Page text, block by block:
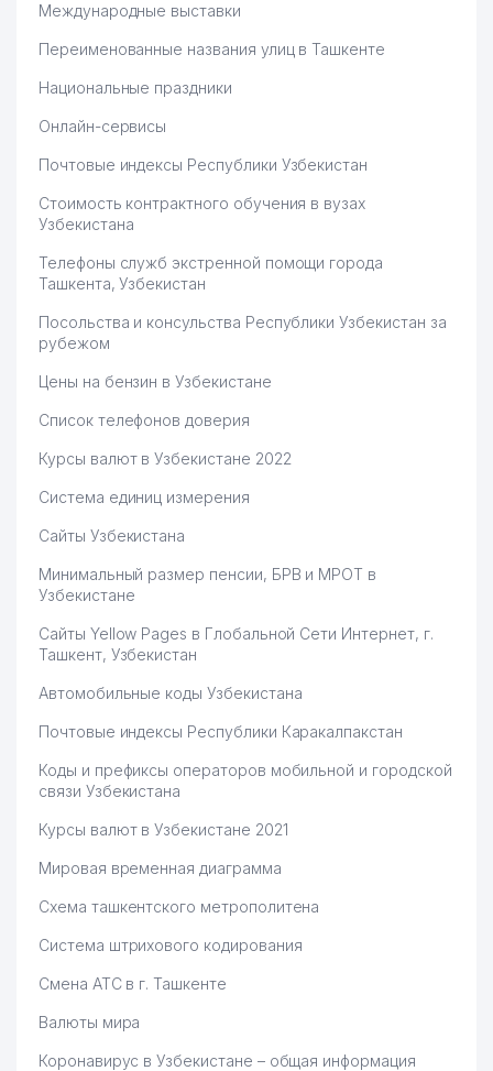
Международные выставки
Переименованные названия улиц в Ташкенте
Национальные праздники
Онлайн-сервисы
Почтовые индексы Республики Узбекистан
Стоимость контрактного обучения в вузах
Узбекистана
Телефоны служб экстренной помощи города
Ташкента, Узбекистан
Посольства и консульства Республики Узбекистан за
рубежом
Цены на бензин в Узбекистане
Список телефонов доверия
Курсы валют в Узбекистане 2022
Система единиц измерения
Сайты Узбекистана
Минимальный размер пенсии, БРВ и МРОТ в
Узбекистане
Сайты Yellow Pages в Глобальной Сети Интернет, г.
Ташкент, Узбекистан
Автомобильные коды Узбекистана
Почтовые индексы Республики Каракалпакстан
Коды и префиксы операторов мобильной и городской
связи Узбекистана
Курсы валют в Узбекистане 2021
Мировая временная диаграмма
Схема ташкентского метрополитена
Система штрихового кодирования
Смена АТС в г. Ташкенте
Валюты мира
Коронавирус в Узбекистане – общая информация